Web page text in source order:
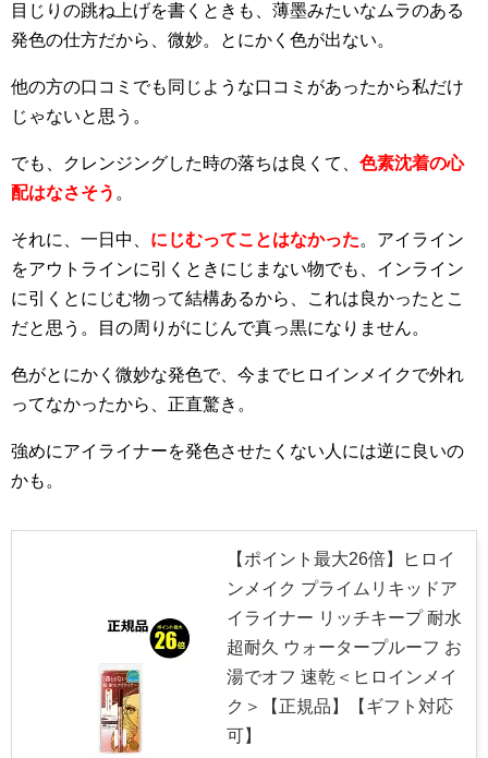
目じりの跳ね上げを書くときも、薄墨みたいなムラのある
発色の仕方だから、微妙。とにかく色が出ない。
他の方の口コミでも同じような口コミがあったから私だけ
じゃないと思う。
でも、クレンジングした時の落ちは良くて、 色素沈着の心
配はなさそう 。
それに、一日中、 にじむってことはなかった。アイライン
をアウトラインに引くときにじまない物でも、インライン
に引くとにじむ物って結構あるから、これは良かったとこ
だと思う。目の周りがにじんで真っ黒になりません。
色がとにかく微妙な発色で、今までヒロインメイクで外れ
ってなかったから、正直驚き。
強めにアイライナーを発色させたくない人には逆に良いの
かも。
【ポイント最大26倍】ヒロイ
ンメイク プライムリキッドア
イライナー リッチキープ 耐水
超耐久 ウォータープルーフ お
湯でオフ 速乾＜ヒロインメイ
ク＞【正規品】【ギフト対応
可】